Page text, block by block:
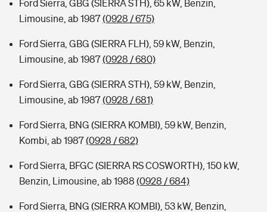
Ford Sierra, GBG (SIERRA STH), 65 kW, Benzin,
Limousine, ab 1987(0928 / 675)
Ford Sierra, GBG (SIERRA FLH), 59 kW, Benzin,
Limousine, ab 1987(0928 / 680)
Ford Sierra, GBG (SIERRA STH), 59 kW, Benzin,
Limousine, ab 1987(0928 / 681)
Ford Sierra, BNG (SIERRA KOMBI), 59 kW, Benzin,
Kombi, ab 1987(0928 / 682)
Ford Sierra, BFGC (SIERRA RS COSWORTH), 150 kW,
Benzin, Limousine, ab 1988 (0928 / 684)
Ford Sierra, BNG (SIERRA KOMBI), 53 kW, Benzin,